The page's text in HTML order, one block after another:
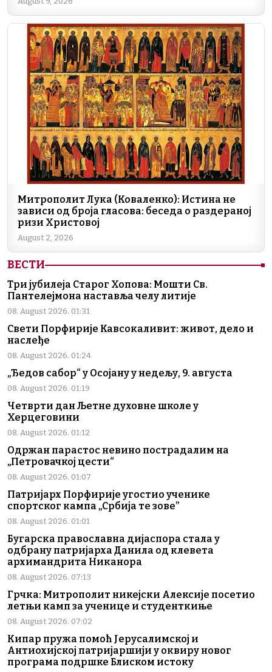
Митрополит Лука (Коваленко): Истина не
зависи од броја гласова: беседа о раздераној
ризи Христовој
August 2, 2026
ВЕСТИ
Три јубилеја Старог Хопова: Мошти Св.
Пантелејмона наставља челу литије
08. August 2026. 01:31
Свети Порфирије Кавсокаливит: живот, дело и
наслеђе
08. August 2026. 01:24
„Ђедов сабор“ у Осојану у недељу, 9. августа
08. August 2026. 01:19
Четврти дан Љетне духовне школе у
Херцеговини
08. August 2026. 01:12
Одржан парастос невино пострадалим на
„Петровачкој цести“
08. August 2026. 01:07
Патријарх Порфирије угостио ученике
спортског кампа „Србија те зове”
08. August 2026. 01:01
Бугарска православна дијаспора стала у
одбрану патријарха Данила од клевета
архимандрита Никанора
08. August 2026. 07:13
Грчка: Митрополит никејски Алексије посетио
летњи камп за ученице и студенткиње
08. August 2026. 07:02
Кипар пружа помоћ Јерусалимској и
Антиохијској патријаршији у оквиру новог
програма подршке Блиском истоку